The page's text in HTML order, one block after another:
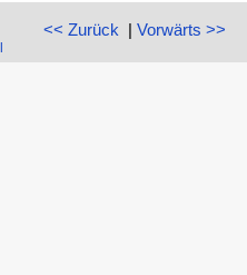
<< Zurück | Vorwärts >>